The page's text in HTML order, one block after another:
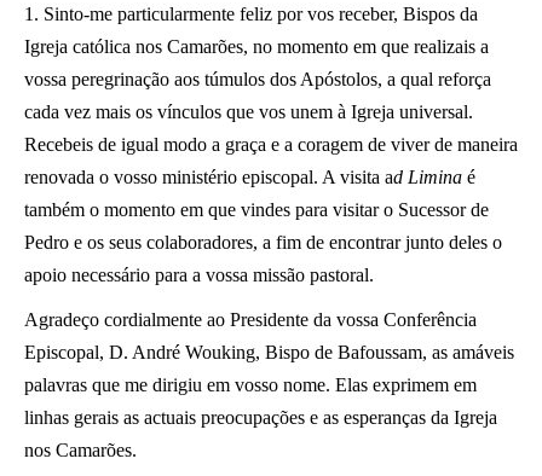
1. Sinto-me particularmente feliz por vos receber, Bispos da
Igreja católica nos Camarões, no momento em que realizais a
vossa peregrinação aos túmulos dos Apóstolos, a qual reforça
cada vez mais os vínculos que vos unem à Igreja universal.
Recebeis de igual modo a graça e a coragem de viver de maneira
renovada o vosso ministério episcopal. A visita ad Limina é
também o momento em que vindes para visitar o Sucessor de
Pedro e os seus colaboradores, a fim de encontrar junto deles o
apoio necessário para a vossa missão pastoral.
Agradeço cordialmente ao Presidente da vossa Conferência
Episcopal, D. André Wouking, Bispo de Bafoussam, as amáveis
palavras que me dirigiu em vosso nome. Elas exprimem em
linhas gerais as actuais preocupações e as esperanças da Igreja
nos Camarões.